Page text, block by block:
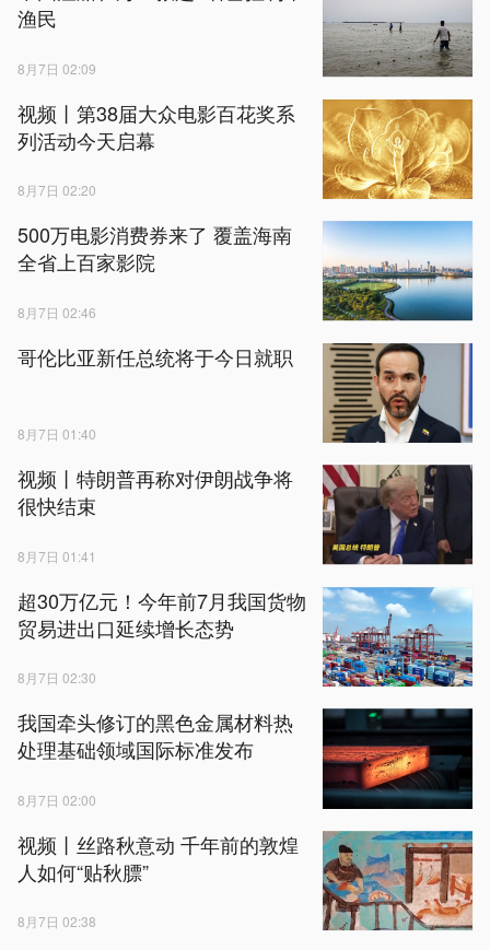
渔民
8月7日 02:09
视频丨第38届大众电影百花奖系
列活动今天启幕
8月7日 02:20
500万电影消费券来了 覆盖海南
全省上百家影院
8月7日 02:46
哥伦比亚新任总统将于今日就职
8月7日 01:40
视频丨特朗普再称对伊朗战争将
很快结束
8月7日 01:41
超30万亿元！今年前7月我国货物
贸易进出口延续增长态势
8月7日 02:30
我国牵头修订的黑色金属材料热
处理基础领域国际标准发布
8月7日 02:00
视频丨丝路秋意动 千年前的敦煌
人如何“贴秋膘”
8月7日 02:38